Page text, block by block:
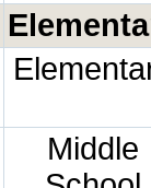
Middle